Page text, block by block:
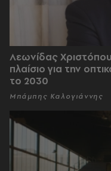
Λεωνίδας
πλαίσιο για την
το 2030
Μπάμπης Καλογιάννης